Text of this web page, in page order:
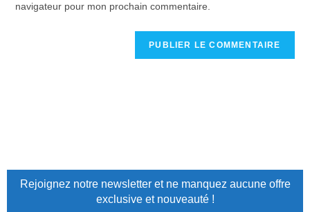
navigateur pour mon prochain commentaire.
Rejoignez notre newsletter et ne manquez aucune offre
exclusive et nouveauté !